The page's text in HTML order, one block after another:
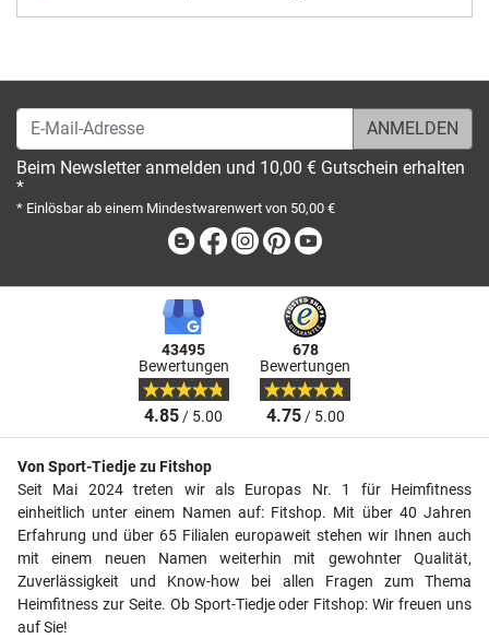
E-Mail-Adresse
Beim Newsletter anmelden und 10,00 € Gutschein erhalten
*
* Einlösbar ab einem Mindestwarenwert von 50,00 €
BlogFacebook
Instagram
Pinterest
43495
Bewertungen
4.85/ 5.00
678
Bewertungen
4.75/ 5.00
Von Sport-Tiedje zu Fitshop
Seit Mai 2024 treten wir als Europas Nr. 1 für Heimfitness
einheitlich unter einem Namen auf: Fitshop. Mit über 40 Jahren
Erfahrung und über 65 Filialen europaweit stehen wir Ihnen auch
mit einem neuen Namen weiterhin mit gewohnter Qualität,
Zuverlässigkeit und Know-how bei allen Fragen zum Thema
Heimfitness zur Seite. Ob Sport-Tiedje oder Fitshop: Wir freuen uns
auf Sie!